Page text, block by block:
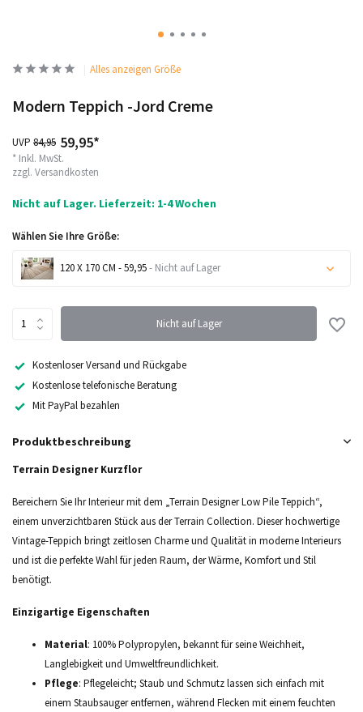
Alles anzeigen Größe
Modern Teppich -Jord Creme
UVP 84,95 59,95*
* Inkl. MwSt.
zzgl. Versandkosten
Nicht auf Lager. Lieferzeit: 1-4 Wochen
Wählen Sie Ihre Größe:
120 X 170 CM - 59,95- Nicht auf Lager
Nicht auf Lager
Nicht auf Lager
Nicht auf Lager
Kostenloser Versand und Rückgabe
Kostenlose telefonische Beratung
Mit PayPal bezahlen
Produktbeschreibung
Terrain Designer Kurzflor
Bereichern Sie Ihr Interieur mit dem „Terrain Designer Low Pile Teppich“,
einem unverzichtbaren Stück aus der Terrain Collection. Dieser hochwertige
Vintage-Teppich bringt zeitlosen Charme und Qualität in moderne Interieurs
und ist die perfekte Wahl für jeden Raum, der Wärme, Komfort und Stil
benötigt.
Einzigartige Eigenschaften
Material: 100% Polypropylen, bekannt für seine Weichheit,
Langlebigkeit und Umweltfreundlichkeit.
Pflege: Pflegeleicht; Staub und Schmutz lassen sich einfach mit
einem Staubsauger entfernen, während Flecken mit einem feuchten